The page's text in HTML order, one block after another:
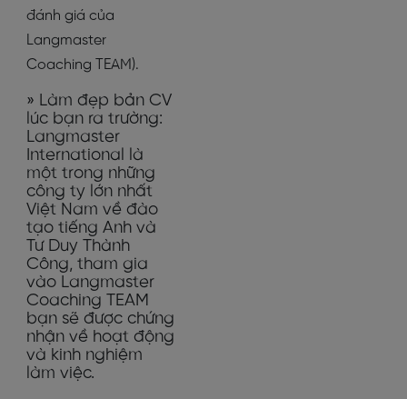
đánh giá của
Langmaster
Coaching TEAM).
» Làm đẹp bản CV
lúc bạn ra trường:
Langmaster
International là
một trong những
công ty lớn nhất
Việt Nam về đào
tạo tiếng Anh và
Tư Duy Thành
Công, tham gia
vào Langmaster
Coaching TEAM
bạn sẽ được chứng
nhận về hoạt động
và kinh nghiệm
làm việc.